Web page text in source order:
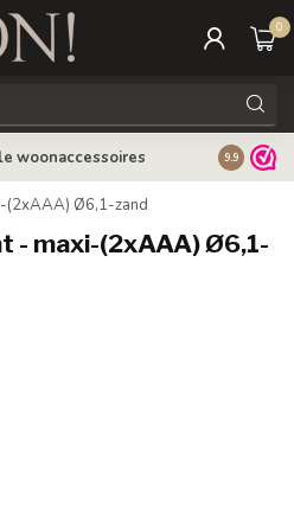
0
woonaccessoires 9.9
(2xAAA) Ø6,1-zand
- maxi-(2xAAA) Ø6,1-